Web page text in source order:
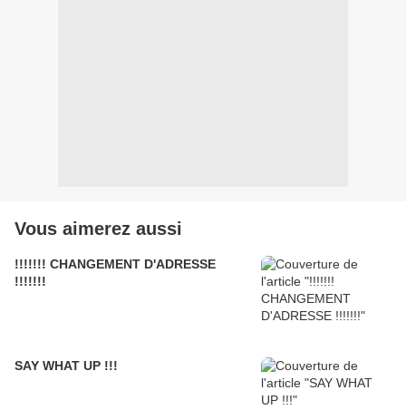
Vous aimerez aussi
!!!!!!! CHANGEMENT D'ADRESSE
!!!!!!!
SAY WHAT UP !!!